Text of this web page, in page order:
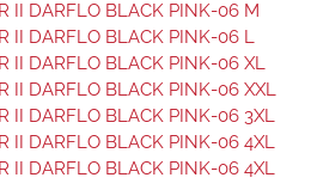
II DARFLO BLACK PINK-06 M
II DARFLO BLACK PINK-06 L
II DARFLO BLACK PINK-06 XL
II DARFLO BLACK PINK-06 XXL
II DARFLO BLACK PINK-06 3XL
II DARFLO BLACK PINK-06 4XL
II DARFLO BLACK PINK-06 4XL